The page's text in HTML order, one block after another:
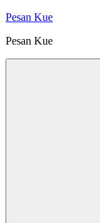
Skip
content
Pesan Kue
Pesan Kue